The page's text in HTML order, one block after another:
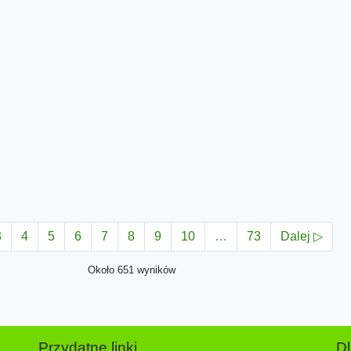
4 5 6 7 8 9 10 … 73 Dalej ▷
Około 651 wyników
Przydatne linki